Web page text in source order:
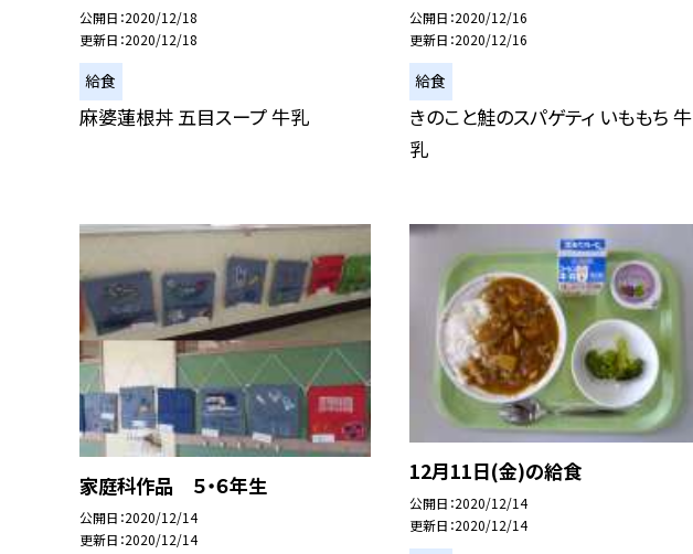
公開日 2020/12/18
更新日 2020/12/18
給食
麻婆蓮根丼 五目スープ 牛乳
公開日 2020/12/16
更新日 2020/12/16
給食
きのこと鮭のスパゲティ いももち 牛
乳
家庭科作品 ５・６年生
公開日 2020/12/14
更新日 2020/12/14
12月11日(金)の給食
公開日 2020/12/14
更新日 2020/12/14